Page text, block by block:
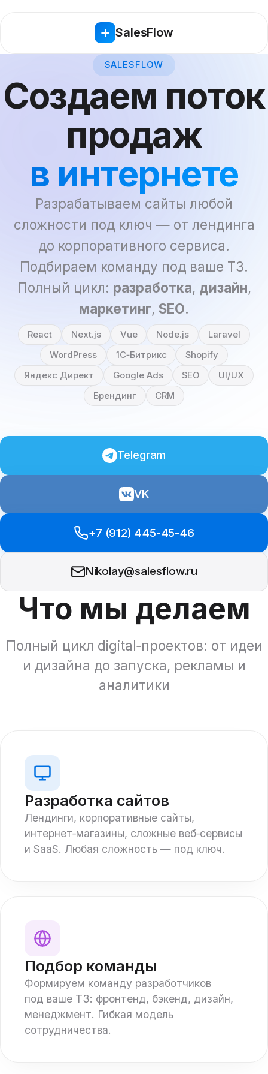
SalesFlow
SALESFLOW
Создаем поток
продаж
в интернете
Разрабатываем сайты любой
сложности под ключ — от лендинга
до корпоративного сервиса.
Подбираем команду под ваше ТЗ.
Полный цикл: разработка, дизайн,
маркетинг, SEO.
React Next.js Vue Node.js
Laravel
WordPress
1C‑Битрикс
Shopify
Яндекс Директ
Google Ads SEO
UI/UX
Брендинг
CRM
Telegram
VK
+7 (912) 445-45-46
Nikolay@salesflow.ru
Что мы делаем
Полный цикл digital‑проектов: от идеи
и дизайна до запуска, рекламы и
аналитики
Разработка сайтов
Лендинги, корпоративные сайты,
интернет‑магазины, сложные веб‑сервисы
и SaaS. Любая сложность — под ключ.
Подбор команды
Формируем команду разработчиков
под ваше ТЗ: фронтенд, бэкенд, дизайн,
менеджмент. Гибкая модель
сотрудничества.